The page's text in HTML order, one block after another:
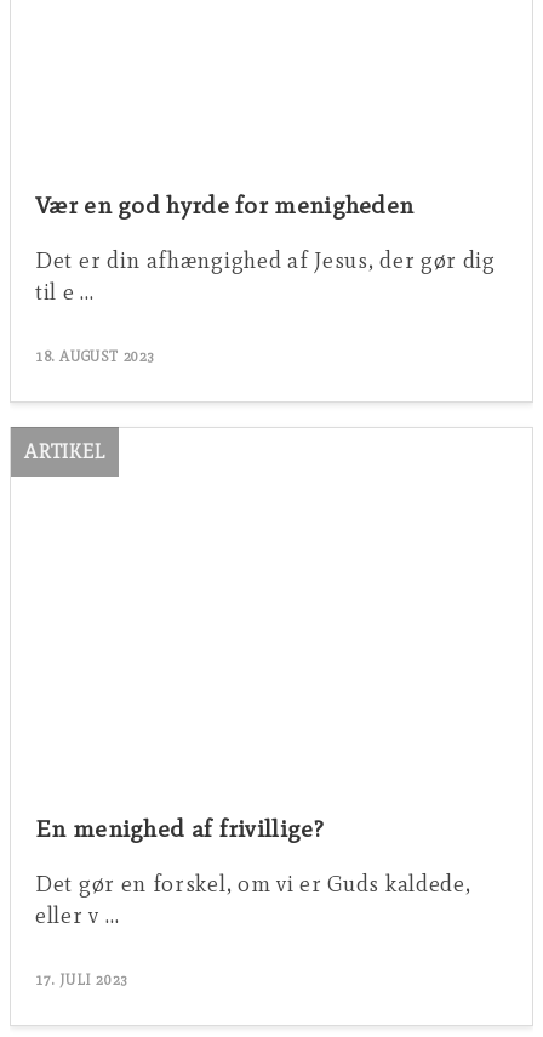
Vær en god hyrde for menigheden
Det er din afhængighed af Jesus, der gør dig
til e …
18. AUGUST 2023
ARTIKEL
En menighed af frivillige?
Det gør en forskel, om vi er Guds kaldede,
eller v …
17. JULI 2023